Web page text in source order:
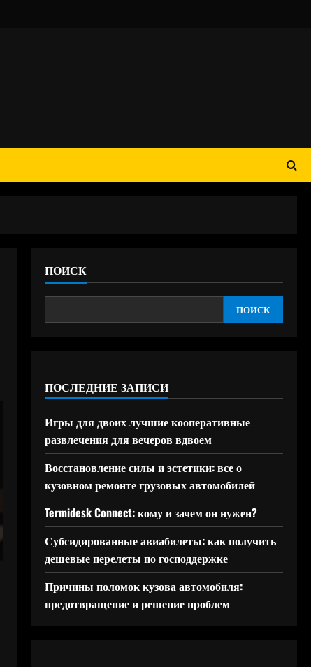
ПОИСК
ПОИСК
ПОСЛЕДНИЕ ЗАПИСИ
Игры для двоих лучшие кооперативные
развлечения для вечеров вдвоем
Восстановление силы и эстетики: все о
кузовном ремонте грузовых автомобилей
Termidesk Connect: кому и зачем он нужен?
Субсидированные авиабилеты: как получить
дешевые перелеты по господдержке
Причины поломок кузова автомобиля:
предотвращение и решение проблем